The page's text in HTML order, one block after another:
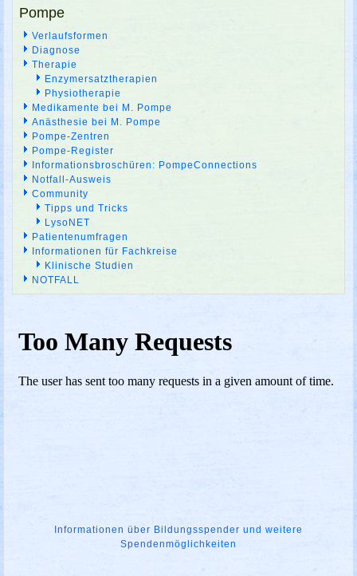
Pompe
Verlaufsformen
Diagnose
Therapie
Enzymersatztherapien
Physiotherapie
Medikamente bei M. Pompe
Anästhesie bei M. Pompe
Pompe-Zentren
Pompe-Register
Informationsbroschüren: PompeConnections
Notfall-Ausweis
Community
Tipps und Tricks
LysoNET
Patientenumfragen
Informationen für Fachkreise
Klinische Studien
NOTFALL
Informationen über Bildungsspender und weitere
Spendenmöglichkeiten